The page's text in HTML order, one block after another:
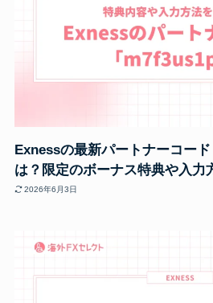
Exnessの最新パートナーコー
は？限定のボーナス特典や入力
2026年6月3日